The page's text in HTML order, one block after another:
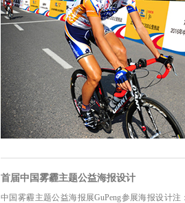
首届中国雾霾主题公益海报设计
中国雾霾主题公益海报展GuPeng参展海报设计